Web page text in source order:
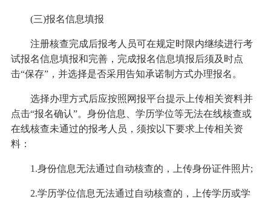
(三)报名信息填报
注册核查完成后报考人员可在规定时限内继续进行考
试报名信息填报和完善，完成报名信息填报后须及时点
击“保存”，并选择是否采用告知承诺制方式办理报名。
选择办理方式后应按照网报平台提示上传相关资料并
点击“报名确认”。身份信息、学历学位等无法在线核查或
在线核查未通过的报考人员，须按以下要求上传相关资
料：
1.身份信息无法通过自动核查的，上传身份证件照片;
2.学历学位信息无法通过自动核查的，上传学历或学